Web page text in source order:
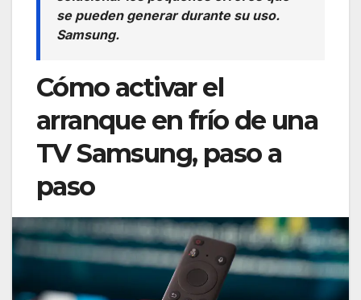
se pueden generar durante su uso.
Samsung.
Cómo activar el
arranque en frío de una
TV Samsung, paso a
paso